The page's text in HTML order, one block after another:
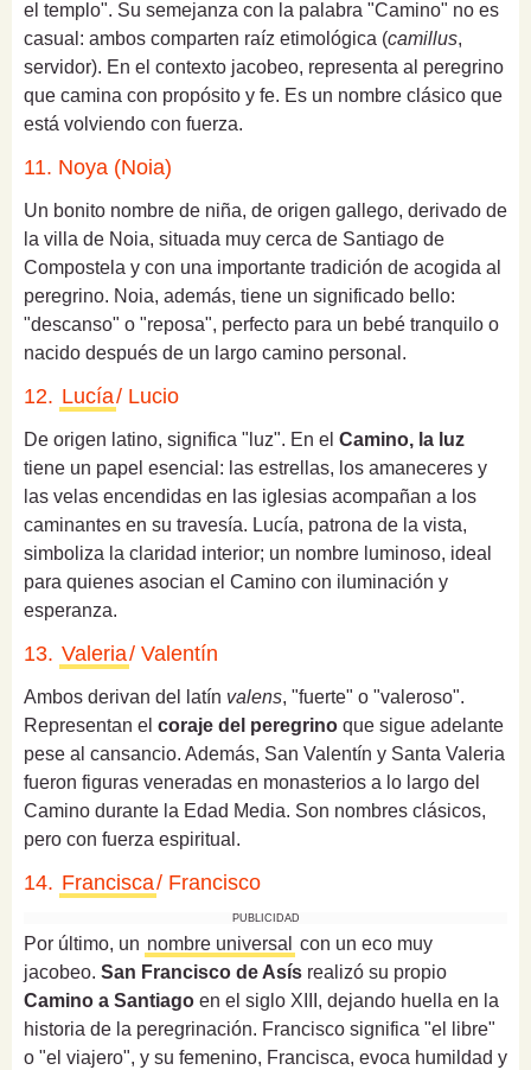
el templo". Su semejanza con la palabra "Camino" no es
casual: ambos comparten raíz etimológica (camillus,
servidor). En el contexto jacobeo, representa al peregrino
que camina con propósito y fe. Es un nombre clásico que
está volviendo con fuerza.
11. Noya (Noia)
Un bonito nombre de niña, de origen gallego, derivado de
la villa de Noia, situada muy cerca de Santiago de
Compostela y con una importante tradición de acogida al
peregrino. Noia, además, tiene un significado bello:
"descanso" o "reposa", perfecto para un bebé tranquilo o
nacido después de un largo camino personal.
12. Lucía/ Lucio
De origen latino, significa "luz". En el Camino, la luz
tiene un papel esencial: las estrellas, los amaneceres y
las velas encendidas en las iglesias acompañan a los
caminantes en su travesía. Lucía, patrona de la vista,
simboliza la claridad interior; un nombre luminoso, ideal
para quienes asocian el Camino con iluminación y
esperanza.
13. Valeria/ Valentín
Ambos derivan del latín valens, "fuerte" o "valeroso".
Representan el coraje del peregrino que sigue adelante
pese al cansancio. Además, San Valentín y Santa Valeria
fueron figuras veneradas en monasterios a lo largo del
Camino durante la Edad Media. Son nombres clásicos,
pero con fuerza espiritual.
14. Francisca/ Francisco
PUBLICIDAD
Por último, un nombre universal
con un eco muy
jacobeo. San Francisco de Asís realizó su propio
Camino a Santiago en el siglo XIII, dejando huella en la
historia de la peregrinación. Francisco significa "el libre"
o "el viajero", y su femenino, Francisca, evoca humildad y